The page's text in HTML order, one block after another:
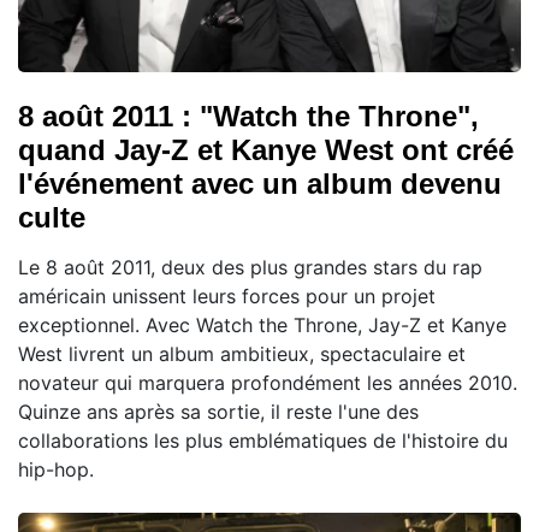
8 août 2011 : "Watch the Throne",
quand Jay-Z et Kanye West ont créé
l'événement avec un album devenu
culte
Le 8 août 2011, deux des plus grandes stars du rap
américain unissent leurs forces pour un projet
exceptionnel. Avec Watch the Throne, Jay-Z et Kanye
West livrent un album ambitieux, spectaculaire et
novateur qui marquera profondément les années 2010.
Quinze ans après sa sortie, il reste l'une des
collaborations les plus emblématiques de l'histoire du
hip-hop.